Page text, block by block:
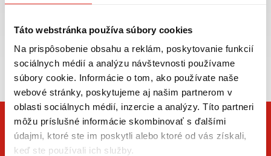
Táto webstránka používa súbory cookies
Na prispôsobenie obsahu a reklám, poskytovanie funkcií
sociálnych médií a analýzu návštevnosti používame
súbory cookie. Informácie o tom, ako používate naše
webové stránky, poskytujeme aj našim partnerom v
oblasti sociálnych médií, inzercie a analýzy. Títo partneri
môžu príslušné informácie skombinovať s ďalšími
údajmi, ktoré ste im poskytli alebo ktoré od vás získali,
keď ste používali ich služby.
Zasielame aj do ČR,
doprava už od 5€